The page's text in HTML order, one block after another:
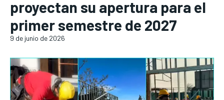
proyectan su apertura para el
primer semestre de 2027
9 de junio de 2026